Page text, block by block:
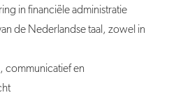
in financiële administratie
de Nederlandse taal, zowel in
communicatief en